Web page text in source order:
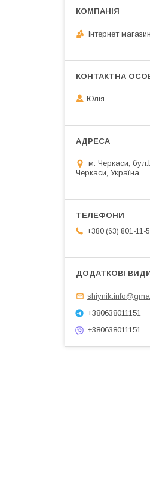
Інтернет
Юлія
м. Черкаси,
Черкаси, Україна
+380 (63) 801-11-
+380638011151
+380638011151